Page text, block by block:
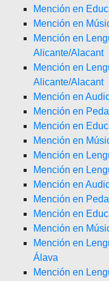
Mención en
Mención en
Mención en
Alicante/Alacant
Mención en
Alicante/Alacant
Mención en
Mención en
Mención en
Mención en
Mención en
Mención en
Mención en
Mención en
Mención en
Mención en
Mención en
Álava
Mención en